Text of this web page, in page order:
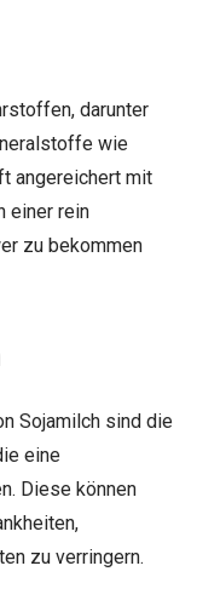
darunter
wie
angereichert mit
einer rein
zu bekommen
Sojamilch sind die
eine
Diese können
zu verringern.